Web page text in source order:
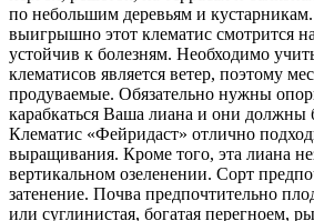
по небольшим деревьям и
выигрышно этот клематис смотрится
устойчив к болезням. Необходимо
клематисов является ветер, поэтому
продуваемые. Обязательно нужны
карабкаться Ваша лиана и они должны
Клематис «Фейридаст» отлично
выращивания. Кроме того, эта лиана
вертикальном озеленении. Сорт
затенение. Почва предпочтительно
или суглинистая, богатая перегноем,